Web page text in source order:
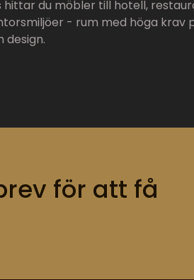
hittar du möbler till hotell,
- rum med höga krav
design.
för att få